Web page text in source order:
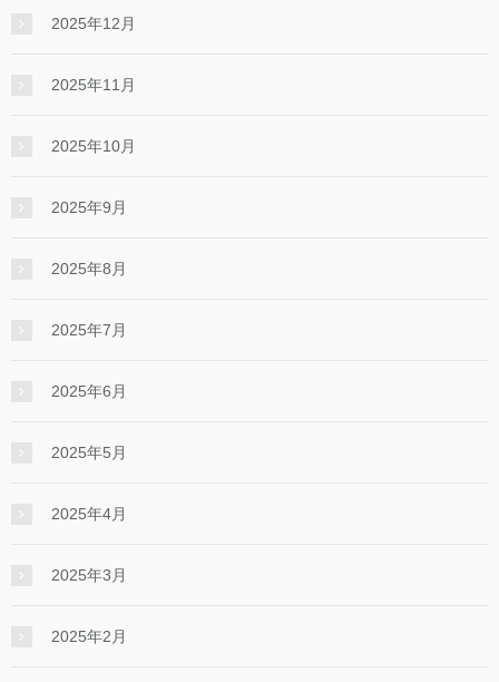
2025年12月
2025年11月
2025年10月
2025年9月
2025年8月
2025年7月
2025年6月
2025年5月
2025年4月
2025年3月
2025年2月